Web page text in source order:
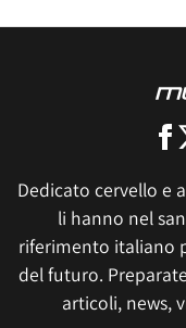
Dedicato cervello e
li hanno nel
riferimento italiano
del futuro.
articoli, news,